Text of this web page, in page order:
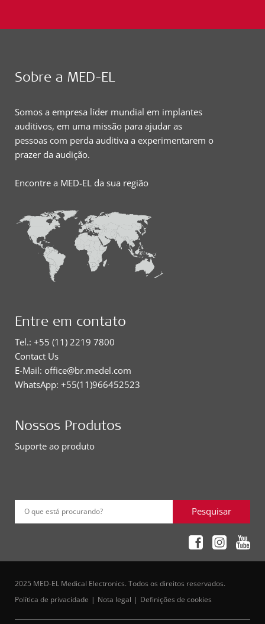
Sobre a MED-EL
Somos a empresa líder mundial em implantes
auditivos, em uma missão para ajudar as
pessoas com perda auditiva a experimentarem o
prazer da audição.
Encontre a MED-EL da sua região
Entre em contato
Tel.: +55 (11) 2219 7800
Contact Us
E-Mail: office@br.medel.com
WhatsApp: +55(11)966452523
Nossos Produtos
Suporte ao produto
O que está procurando? Pesquisar
2025 MED-EL Medical Electronics. Todos os direitos reservados.
Política de privacidade
Nota legal Definições de cookies